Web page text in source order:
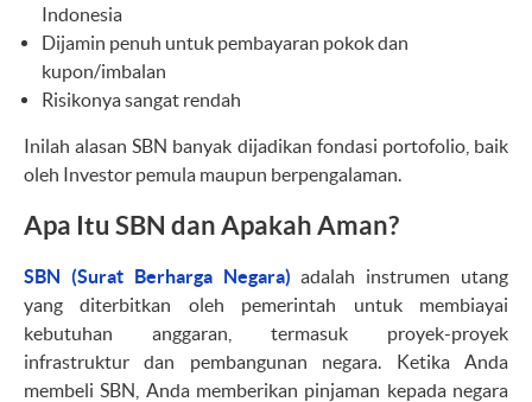
Indonesia
Dijamin penuh untuk pembayaran pokok dan
kupon/imbalan
Risikonya sangat rendah
Inilah alasan SBN banyak dijadikan fondasi portofolio, baik
oleh Investor pemula maupun berpengalaman.
Apa Itu SBN dan Apakah Aman?
SBN (Surat Berharga Negara)adalah instrumen utang
yang diterbitkan oleh pemerintah untuk membiayai
kebutuhan anggaran, termasuk proyek-proyek
infrastruktur dan pembangunan negara. Ketika Anda
membeli SBN, Anda memberikan pinjaman kepada negara